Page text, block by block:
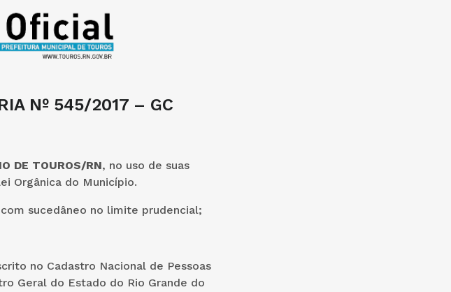
Nº 545/2017 – GC
DE TOUROS/RN, no uso de suas
Orgânica do Município.
sucedâneo no limite prudencial;
no Cadastro Nacional de Pessoas
Geral do Estado do Rio Grande do